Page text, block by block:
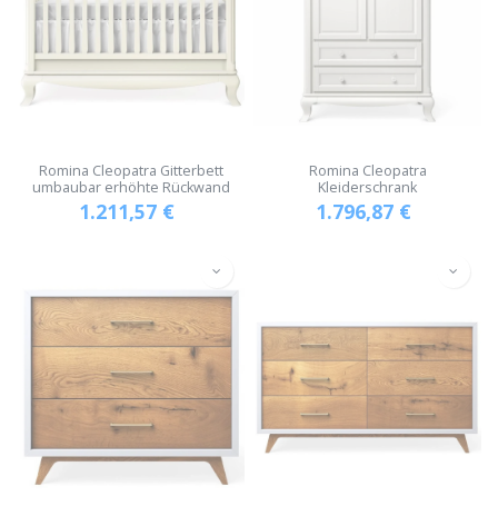
Romina Cleopatra Gitterbett
umbaubar erhöhte Rückwand
1.211,57€
Romina Cleopatra
Kleiderschrank
1.796,87€